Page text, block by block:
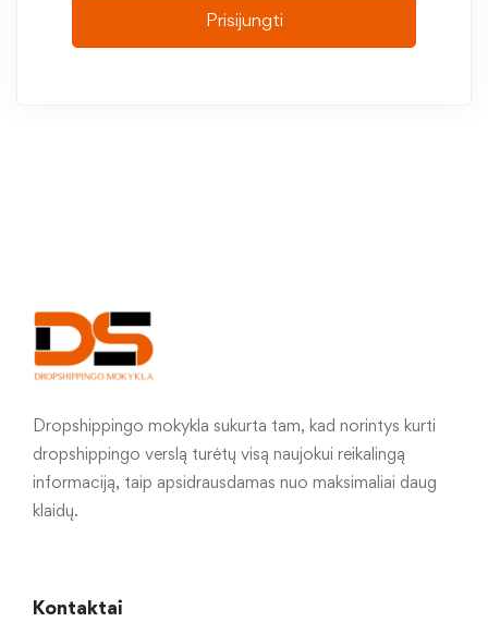
Prisijungti
Dropshippingo mokykla sukurta tam, kad norintys kurti
dropshippingo verslą turėtų visą naujokui reikalingą
informaciją, taip apsidrausdamas nuo maksimaliai daug
klaidų.
Kontaktai